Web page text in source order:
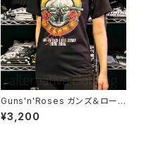
Guns'n'Roses ガンズ＆ロー
ゼス 黒 Not In This Life Tim
e Tour 2016 メンズ レディース
¥3,200